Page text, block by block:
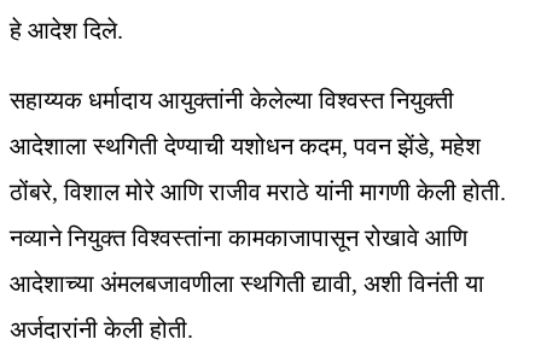
हे आदेश दिले.
सहाय्यक धर्मादाय आयुक्तांनी केलेल्या विश्वस्त नियुक्ती
आदेशाला स्थगिती देण्याची यशोधन कदम, पवन झेंडे, महेश
ठोंबरे, विशाल मोरे आणि राजीव मराठे यांनी मागणी केली होती.
नव्याने नियुक्त विश्वस्तांना कामकाजापासून रोखावे आणि
आदेशाच्या अंमलबजावणीला स्थगिती द्यावी, अशी विनंती या
अर्जदारांनी केली होती.